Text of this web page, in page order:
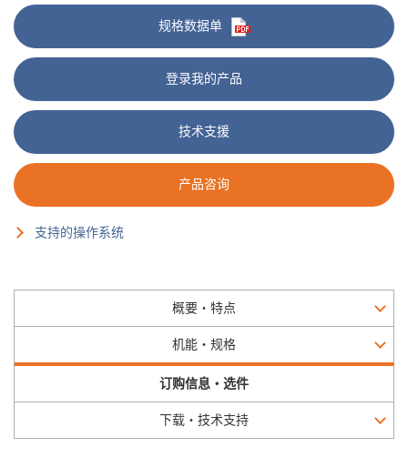
规格数据单
登录我的产品
技术支援
产品咨询
支持的操作系统
概要・特点
机能・规格
订购信息・选件
下载・技术支持